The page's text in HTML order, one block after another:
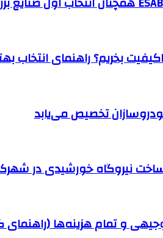
بخریم؟ راهنمای انتخاب
نیروگاه خورشیدی در
و تمام هزینه‌ها (راهنمای